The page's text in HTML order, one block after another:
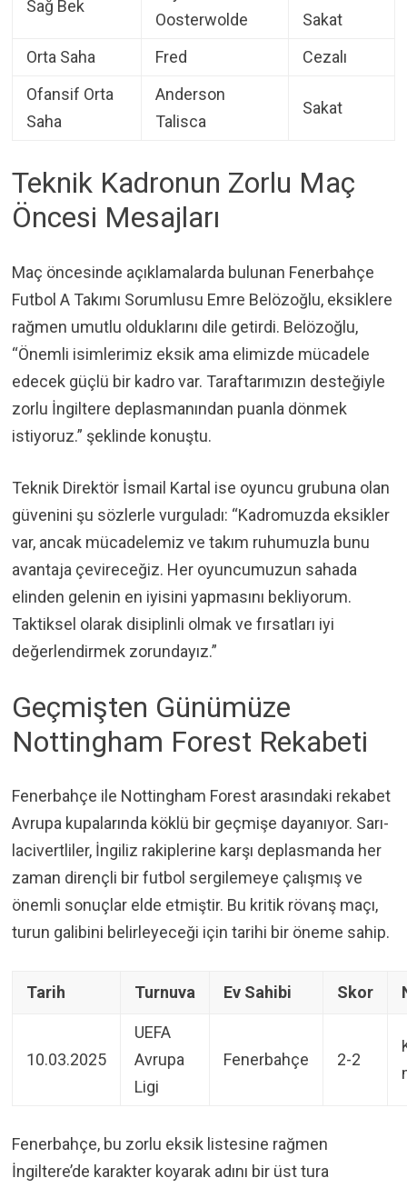
Sağ Bek
Oosterwolde
Sakat
Orta Saha
Fred
Cezalı
Ofansif Orta
Saha
Anderson
Talisca
Sakat
Teknik Kadronun Zorlu Maç
Öncesi Mesajları
Maç öncesinde açıklamalarda bulunan Fenerbahçe
Futbol A Takımı Sorumlusu Emre Belözoğlu, eksiklere
rağmen umutlu olduklarını dile getirdi. Belözoğlu,
“Önemli isimlerimiz eksik ama elimizde mücadele
edecek güçlü bir kadro var. Taraftarımızın desteğiyle
zorlu İngiltere deplasmanından puanla dönmek
istiyoruz.” şeklinde konuştu.
Teknik Direktör İsmail Kartal ise oyuncu grubuna olan
güvenini şu sözlerle vurguladı: “Kadromuzda eksikler
var, ancak mücadelemiz ve takım ruhumuzla bunu
avantaja çevireceğiz. Her oyuncumuzun sahada
elinden gelenin en iyisini yapmasını bekliyorum.
Taktiksel olarak disiplinli olmak ve fırsatları iyi
değerlendirmek zorundayız.”
Geçmişten Günümüze
Nottingham Forest Rekabeti
Fenerbahçe ile Nottingham Forest arasındaki rekabet
Avrupa kupalarında köklü bir geçmişe dayanıyor. Sarı-
lacivertliler, İngiliz rakiplerine karşı deplasmanda her
zaman dirençli bir futbol sergilemeye çalışmış ve
önemli sonuçlar elde etmiştir. Bu kritik rövanş maçı,
turun galibini belirleyeceği için tarihi bir öneme sahip.
Tarih Turnuva Ev Sahibi Skor
10.03.2025
UEFA
Avrupa
Ligi
Fenerbahçe 2-2
Fenerbahçe, bu zorlu eksik listesine rağmen
İngiltere’de karakter koyarak adını bir üst tura